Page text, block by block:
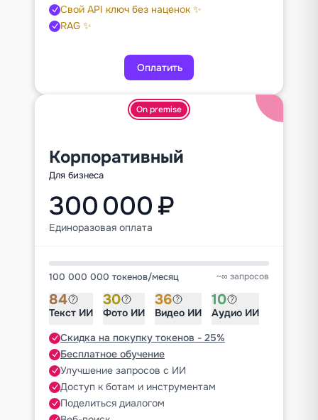
Свой API ключ без наценок ✨
RAG ✨
Оплатить
On premise
Корпоративный
Для бизнеса
300 000 ₽
Единоразовая оплата
100 000 000 токенов/месяц ~∞ запросов
84
Текст ИИ
30
Фото ИИ
36
Видео ИИ
10
Аудио ИИ
Скидка на покупку токенов - 25%
Бесплатное обучение
Улучшение запросов с ИИ
Доступ к ботам и инструментам
Поделиться диалогом